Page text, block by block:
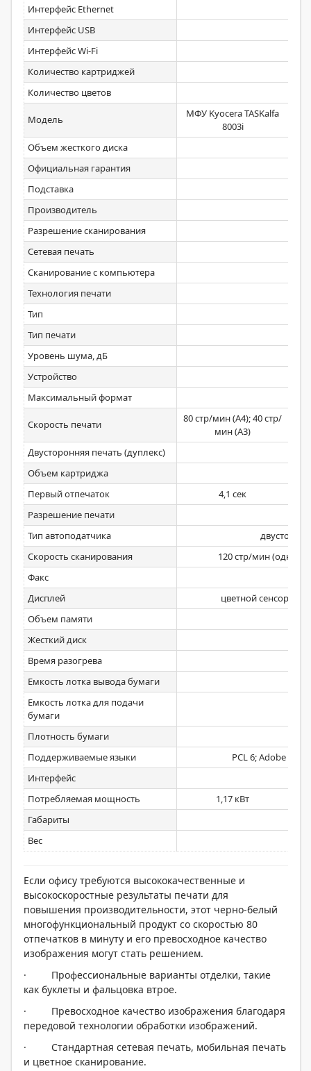
Интерфейс Ethernet
Интерфейс USB
Интерфейс Wi-Fi
Количество картриджей
Количество цветов
Модель
МФУ Kyocera TASKalfa
8003i
Объем жесткого диска
Официальная гарантия
Подставка
Производитель
Разрешение сканирования
Сетевая печать
Сканирование с компьютера
Технология печати
Тип
Тип печати
Уровень шума, дБ
Устройство
Максимальный формат
Скорость печати
80 стр/мин (A4); 40 стр/
мин (A3)
Двусторонняя печать (дуплекс)
Объем картриджа
Первый отпечаток
4,1 сек
Разрешение печати
Тип автоподатчика
Скорость сканирования
120 стр/мин
Факс
Дисплей
цветной сенсорный
Объем памяти
Жесткий диск
Время разогрева
Емкость лотка вывода бумаги
Емкость лотка для подачи
бумаги
Плотность бумаги
Поддерживаемые языки
PCL 6; Adobe
Интерфейс
Потребляемая мощность
1,17 кВт
Габариты
Вес
Если офису требуются высококачественные и
высокоскоростные результаты печати для
повышения производительности, этот черно-белый
многофункциональный продукт со скоростью 80
отпечатков в минуту и ​​его превосходное качество
изображения могут стать решением.
· Профессиональные варианты отделки, такие
как буклеты и фальцовка втрое.
· Превосходное качество изображения благодаря
передовой технологии обработки изображений.
· Стандартная сетевая печать, мобильная печать
и цветное сканирование.